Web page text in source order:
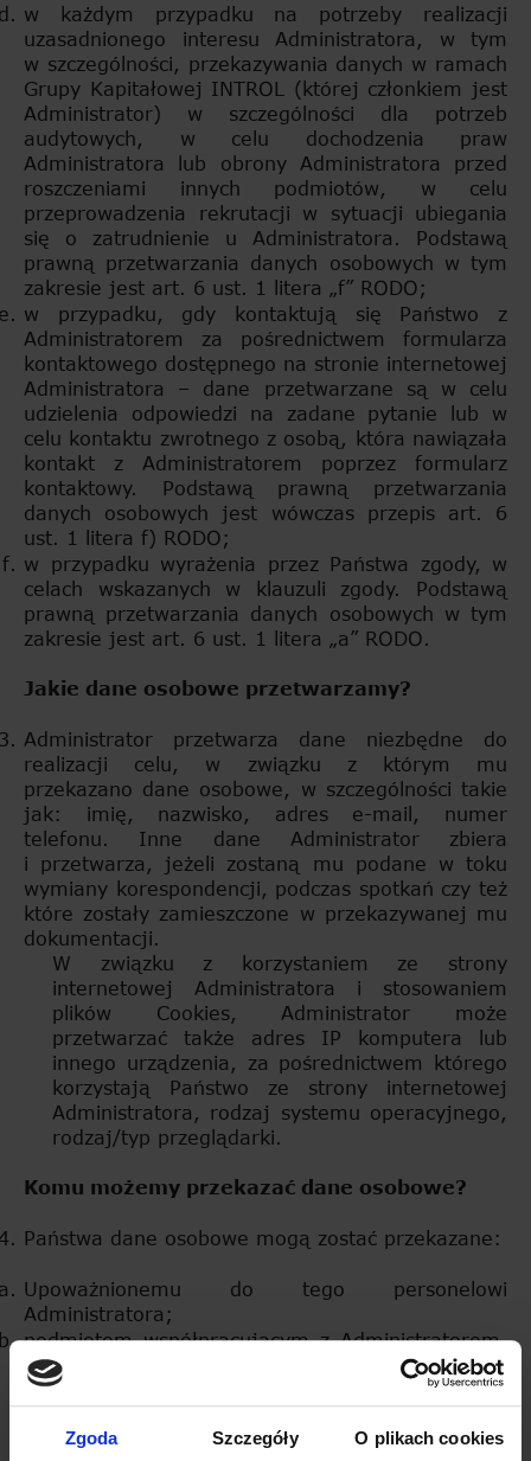
Zgoda Szczegóły O plikach cookies
w każdym przypadku na potrzeby realizacji
uzasadnionego interesu Administratora, w tym
w szczególności, przekazywania danych w ramach
Grupy Kapitałowej INTROL (której członkiem jest
Administrator) w szczególności dla potrzeb
audytowych, w celu dochodzenia praw
Administratora lub obrony Administratora przed
roszczeniami innych podmiotów, w celu
przeprowadzenia rekrutacji w sytuacji ubiegania
się o zatrudnienie u Administratora. Podstawą
prawną przetwarzania danych osobowych w tym
zakresie jest art. 6 ust. 1 litera „f” RODO;
w przypadku, gdy kontaktują się Państwo z
Administratorem za pośrednictwem formularza
kontaktowego dostępnego na stronie internetowej
Administratora – dane przetwarzane są w celu
udzielenia odpowiedzi na zadane pytanie lub w
celu kontaktu zwrotnego z osobą, która nawiązała
kontakt z Administratorem poprzez formularz
kontaktowy. Podstawą prawną przetwarzania
danych osobowych jest wówczas przepis art. 6
ust. 1 litera f) RODO;
w przypadku wyrażenia przez Państwa zgody, w
celach wskazanych w klauzuli zgody. Podstawą
prawną przetwarzania danych osobowych w tym
zakresie jest art. 6 ust. 1 litera „a” RODO.
Jakie dane osobowe przetwarzamy?
Administrator przetwarza dane niezbędne do
realizacji celu, w związku z którym mu
przekazano dane osobowe, w szczególności takie
jak: imię, nazwisko, adres e-mail, numer
telefonu. Inne dane Administrator zbiera
i przetwarza, jeżeli zostaną mu podane w toku
wymiany korespondencji, podczas spotkań czy też
które zostały zamieszczone w przekazywanej mu
dokumentacji.
W związku z korzystaniem ze strony
internetowej Administratora i stosowaniem
plików Cookies, Administrator może
przetwarzać także adres IP komputera lub
innego urządzenia, za pośrednictwem którego
korzystają Państwo ze strony internetowej
Administratora, rodzaj systemu operacyjnego,
rodzaj/typ przeglądarki.
Komu możemy przekazać dane osobowe?
Państwa dane osobowe mogą zostać przekazane:
Upoważnionemu do tego personelowi
Administratora;
podmiotom współpracującym z Administratorem,
w szczególności podmiotom świadczącym usługi
księgowe, doręczania korespondencji i przesyłek,
bezpieczeństwa i higieny pracy, prawne, i